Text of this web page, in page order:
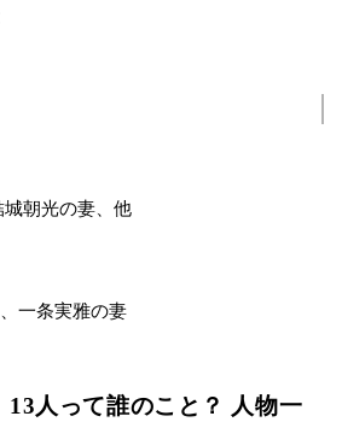
城朝光の妻、他
一条実雅の妻
13人って誰のこと？ 人物一